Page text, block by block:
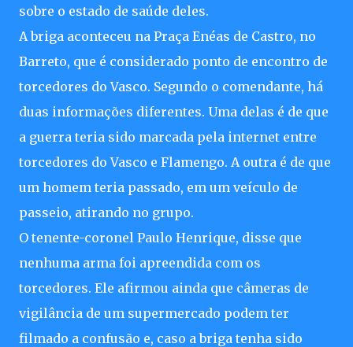
sobre o estado de saúde deles.
A briga aconteceu na Praça Enéas de Castro, no
Barreto, que é considerado ponto de encontro de
torcedores do Vasco. Segundo o comendante, há
duas informações diferentes. Uma delas é de que
a guerra teria sido marcada pela internet entre
torcedores do Vasco e Flamengo. A outra é de que
um homem teria passado, em um veículo de
passeio, atirando no grupo.
O tenente-coronel Paulo Henrique, disse que
nenhuma arma foi apreendida com os
torcedores. Ele afirmou ainda que câmeras de
vigilância de um supermercado podem ter
filmado a confusão e, caso a briga tenha sido